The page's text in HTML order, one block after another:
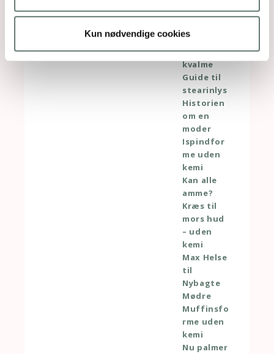
Kun nødvendige cookies
Gå-væk-
Gravid
med
kvalme
Guide til
stearinlys
Historien
om en
moder
Ispindfor
me uden
kemi
Kan alle
amme?
Kræs til
mors hud
– uden
kemi
Max Helse
til
Nybagte
Mødre
Muffinsfo
rme uden
kemi
Nu palmer